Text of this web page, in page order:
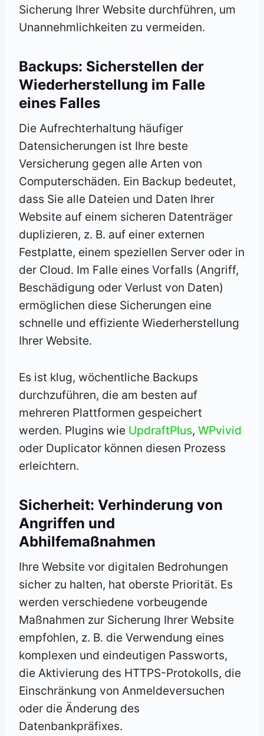
Sicherung Ihrer Website durchführen, um
Unannehmlichkeiten zu vermeiden.
Backups: Sicherstellen der
Wiederherstellung im Falle
eines Falles
Die Aufrechterhaltung häufiger
Datensicherungen ist Ihre beste
Versicherung gegen alle Arten von
Computerschäden. Ein Backup bedeutet,
dass Sie alle Dateien und Daten Ihrer
Website auf einem sicheren Datenträger
duplizieren, z. B. auf einer externen
Festplatte, einem speziellen Server oder in
der Cloud. Im Falle eines Vorfalls (Angriff,
Beschädigung oder Verlust von Daten)
ermöglichen diese Sicherungen eine
schnelle und effiziente Wiederherstellung
Ihrer Website.
Es ist klug, wöchentliche Backups
durchzuführen, die am besten auf
mehreren Plattformen gespeichert
werden. Plugins wie UpdraftPlus, WPvivid
oder Duplicator können diesen Prozess
erleichtern.
Sicherheit: Verhinderung von
Angriffen und
Abhilfemaßnahmen
Ihre Website vor digitalen Bedrohungen
sicher zu halten, hat oberste Priorität. Es
werden verschiedene vorbeugende
Maßnahmen zur Sicherung Ihrer Website
empfohlen, z. B. die Verwendung eines
komplexen und eindeutigen Passworts,
die Aktivierung des HTTPS-Protokolls, die
Einschränkung von Anmeldeversuchen
oder die Änderung des
Datenbankpräfixes.